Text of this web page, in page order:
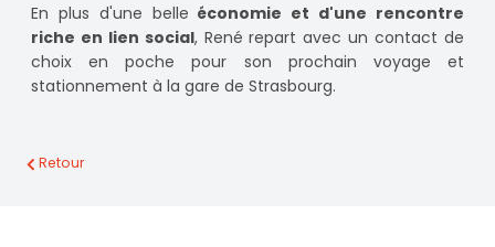
En plus d'une belle économie et d'une rencontre
riche en lien social, René repart avec un contact de
choix en poche pour son prochain voyage et
stationnement à la gare de Strasbourg.
Retour